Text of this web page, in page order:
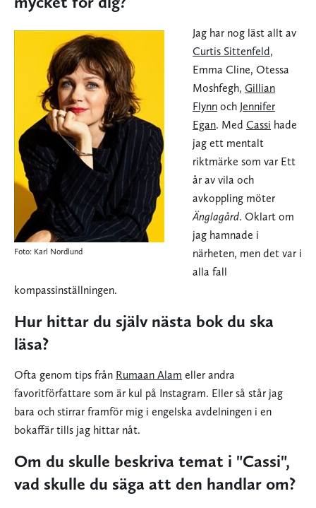
Foto: Karl Nordlund
Jag har nog läst allt av
Curtis Sittenfeld,
Emma Cline, Otessa
Moshfegh, Gillian
Flynn och Jennifer
Egan. Med Cassi hade
jag ett mentalt
riktmärke som var Ett
år av vila och
avkoppling möter
Änglagård. Oklart om
jag hamnade i
närheten, men det var i
alla fall
kompassinställningen.
Hur hittar du själv nästa bok du ska
läsa?
Ofta genom tips från Rumaan Alam eller andra
favoritförfattare som är kul på Instagram. Eller så står jag
bara och stirrar framför mig i engelska avdelningen i en
bokaffär tills jag hittar nåt.
Om du skulle beskriva temat i "Cassi",
vad skulle du säga att den handlar om?